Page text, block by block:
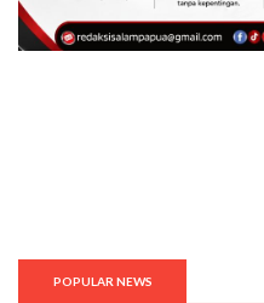
POPULAR NEWS